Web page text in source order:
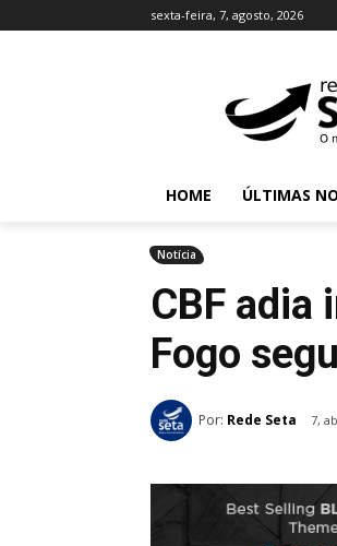
sexta-feira, 7, agosto, 2026
HOME ÚLTIMAS
Notícia
CBF adia
Fogo
Por: Rede Seta 7,